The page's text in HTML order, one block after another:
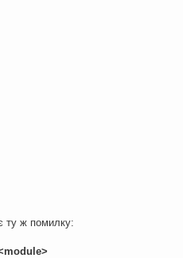
ту ж помилку: